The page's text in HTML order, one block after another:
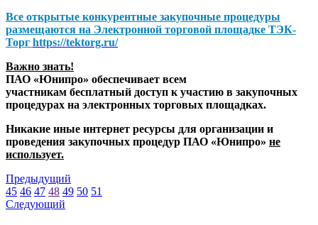
Все открытые конкурентные закупочные процедуры
размещаются на Электронной торговой площадке ТЭК-
Торг https://tektorg.ru/
Важно знать!
ПАО «Юнипро» обеспечивает всем
участникам бесплатный доступ к участию в закупочных
процедурах на электронных торговых площадках.
Никакие иные интернет ресурсы для организации и
проведения закупочных процедур ПАО «Юнипро» не
использует.
Предыдущий
45 46 47 48 49 50 51
Следующий